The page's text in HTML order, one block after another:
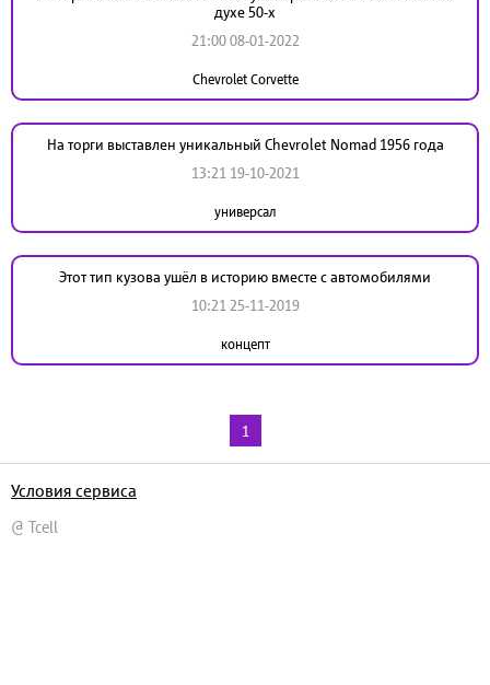
духе 50-х
21:00 08-01-2022
Chevrolet Corvette
На торги выставлен уникальный Chevrolet Nomad 1956 года
13:21 19-10-2021
универсал
Этот тип кузова ушёл в историю вместе с автомобилями
10:21 25-11-2019
концепт
1
@ Tcell
Условия сервиса